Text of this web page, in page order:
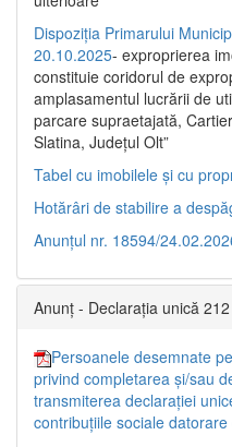
Dispoziția Primarului
20.10.2025- exproprierea
constituie coridorul de
amplasamentul lucrării de
parcare supraetajată,
Slatina, Județul Olt”
Tabel cu imobilele și cu
Hotărâri de stabilire a
Anunțul nr. 18594/
Anunț - Declarația unică 212
Persoanele desemnate
privind completarea și/sau
transmiterea declarației
contribuțiile sociale